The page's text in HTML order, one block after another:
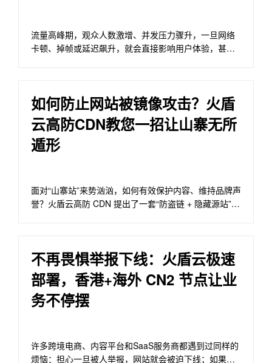
流量高峰期，观众人数激增、并发压力骤升，一旦网络
卡顿、掉帧或延迟飙升，就会直接影响用户体验，甚至
如何防止网站被镜像攻击？火盾
云高防CDN教您一招让山寨无所
遁形
面对“山寨站”来势汹汹，如何有效保护内容、维持品牌声
誉？火盾云高防 CDN 提出了一套“防盗链 + 隐藏源站”双
不再畏惧举报下线：火盾云极速
部署，香港+海外 CN2 节点让业
务不停摆
许多跨境电商、内容平台和SaaS服务商都遇到过同样的
烦恼：担心一旦被人举报，网站就会被迫下线；如果要